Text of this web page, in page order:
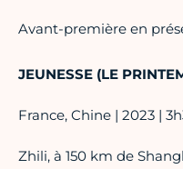
Avant-première en
JEUNESSE (LE
France, Chine | 2023 |
Zhili, à 150 km de